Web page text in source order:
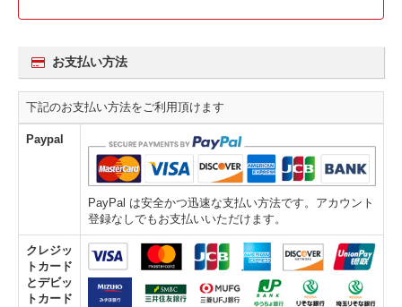
お支払い方法
下記のお支払い方法をご利用頂けます
Paypal
PayPal は安全かつ迅速な支払い方法です。アカウント
登録なしでもお支払いいただけます。
クレジッ
トカード
とデビッ
トカード